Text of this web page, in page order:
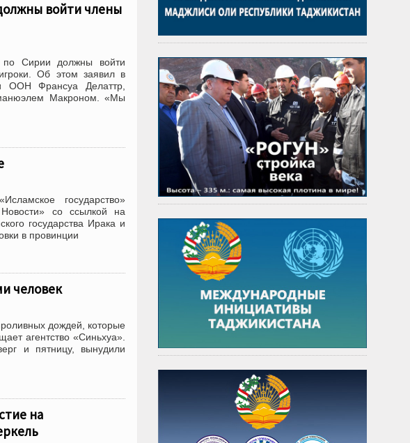
войти члены
по Сирии должны войти
Об этом заявил в
ООН Франсуа Делаттр,
Макроном. «Мы
государство»
со ссылкой на
государства Ирака и
в провинции
человек
дождей, которые
агентство «Синьхуа».
и пятницу, вынудили
на